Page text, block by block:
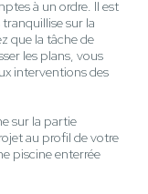
à un ordre. Il est
sur la
que la tâche de
les plans, vous
interventions des
sur la partie
au profil de votre
piscine enterrée